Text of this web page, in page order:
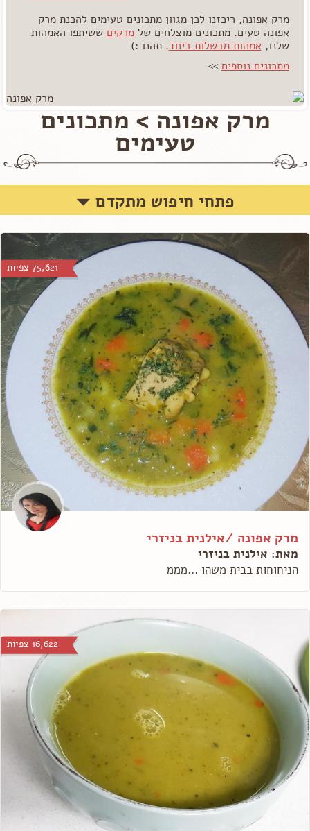
מרק אפונה, ריכזנו לכן מגוון מתכונים טעימים להכנת מרק
אפונה טעים. מתכונים מוצלחים שלמרקים ששיתפו האמהות
שלנו, אמהות מבשלות ביחד. תהנו :)
מתכונים נוספים >>
מרק אפונה > מתכונים
טעימים
פתחי חיפוש מתקדם
75,621 צפיות
מרק אפונה /אילנית בניזרי
מאת: אילנית בניזרי
הניחוחות בבית משהו ...מממ
16,622 צפיות